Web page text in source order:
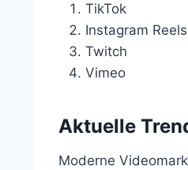
TikTok
Instagram Reels
Twitch
Vimeo
Aktuelle
Moderne